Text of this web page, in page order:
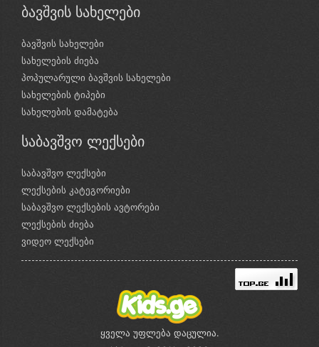
ბავშვის სახელები
ბავშვის სახელები
სახელების ძიება
პოპულარული ბავშვის სახელები
სახელების ტიპები
სახელების დამატება
საბავშვო ლექსები
საბავშვო ლექსები
ლექსების კატეგორიები
საბავშვო ლექსების ავტორები
ლექსების ძიება
ვიდეო ლექსები
ყველა უფლება დაცულია.